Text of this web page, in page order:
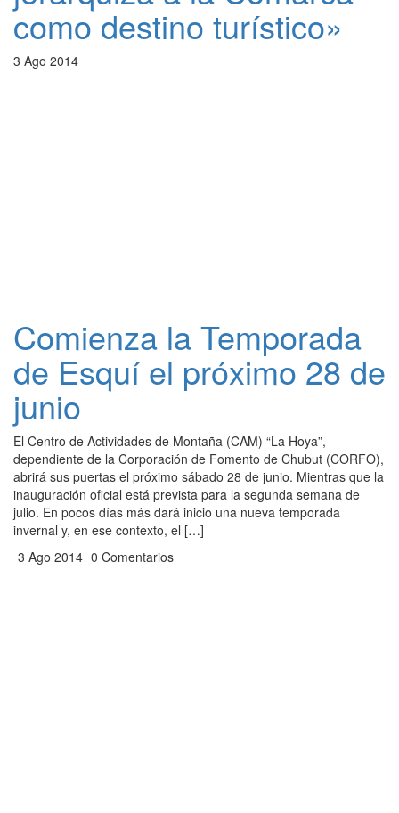
como destino turístico»
3 Ago 2014
Comienza la Temporada
de Esquí el próximo 28 de
junio
El Centro de Actividades de Montaña (CAM) “La Hoya”,
dependiente de la Corporación de Fomento de Chubut (CORFO),
abrirá sus puertas el próximo sábado 28 de junio. Mientras que la
inauguración oficial está prevista para la segunda semana de
julio. En pocos días más dará inicio una nueva temporada
invernal y, en ese contexto, el […]
3 Ago 2014 0 Comentarios